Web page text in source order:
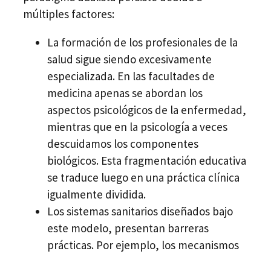
múltiples factores:
La formación de los profesionales de la
salud sigue siendo excesivamente
especializada. En las facultades de
medicina apenas se abordan los
aspectos psicológicos de la enfermedad,
mientras que en la psicología a veces
descuidamos los componentes
biológicos. Esta fragmentación educativa
se traduce luego en una práctica clínica
igualmente dividida.
Los sistemas sanitarios diseñados bajo
este modelo, presentan barreras
prácticas. Por ejemplo, los mecanismos